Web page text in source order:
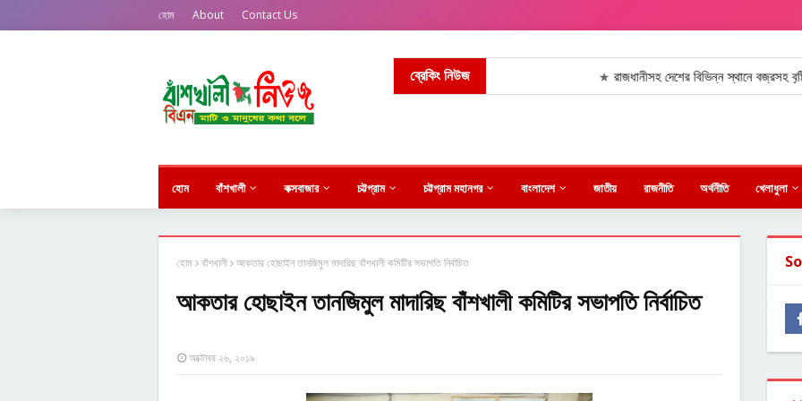
হোম About Contact Us
ব্রেকিং নিউজ রাজধানীসহ দেশের বিভিন্ন স্থানে বজ্রসহ বৃষ্টির
হোম বাঁশখালী কক্সবাজার চট্টগ্রাম চট্টগ্রাম মহানগর বাংলাদেশ জাতীয় রাজনীতি অর্থনীতি খেলাধুলা
হোম বাঁশখালী আকতার হোছাইন তানজিমুল মাদারিছ বাঁশখালী কমিটির সভাপতি নির্বাচিত
আকতার হোছাইন তানজিমুল মাদারিছ বাঁশখালী কমিটির সভাপতি নির্বাচিত
অক্টোবর ২৬, ২০১৯